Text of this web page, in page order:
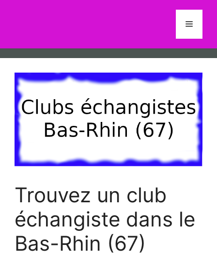
Menu
Trouvez un club
échangiste dans le
Bas-Rhin (67)